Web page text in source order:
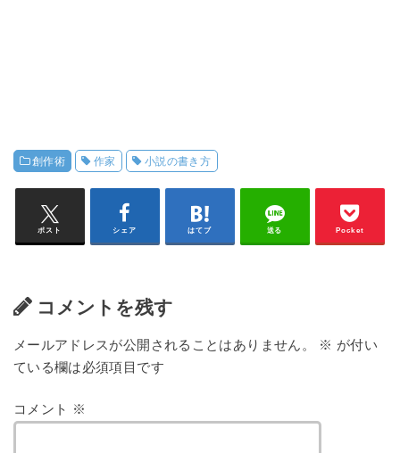
創作術 作家 小説の書き方
ポスト シェア はてブ 送る Pocket
コメントを残す
メールアドレスが公開されることはありません。 ※ が付い
ている欄は必須項目です
コメント ※